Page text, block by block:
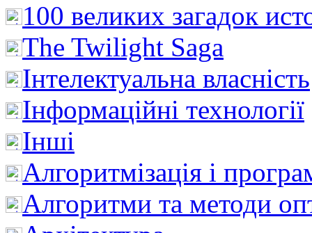
100 великих загадок
The Twilight Saga
Інтелектуальна влaсність
Інформаційні технології
Інші
Алгоритмізація і
Алгоритми та методи